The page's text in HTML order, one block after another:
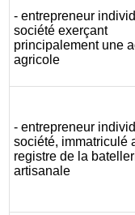
- entrepreneur
société exerçant
principalement une
agricole
- entrepreneur
société, immatriculé
registre de la
artisanale